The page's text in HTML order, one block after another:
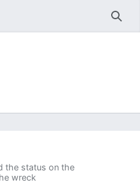
Søk
the status on the
wreck